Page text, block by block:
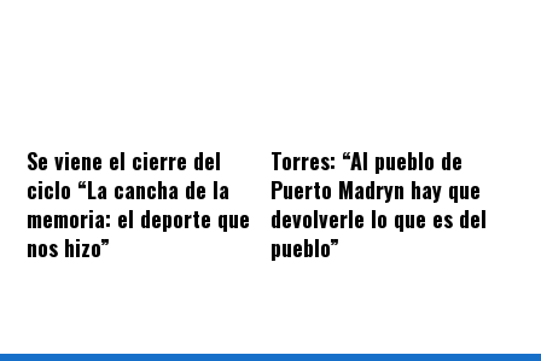
Se viene el cierre del
ciclo “La cancha de la
memoria: el deporte que
nos hizo”
Torres: “Al pueblo de
Puerto Madryn hay que
devolverle lo que es del
pueblo”